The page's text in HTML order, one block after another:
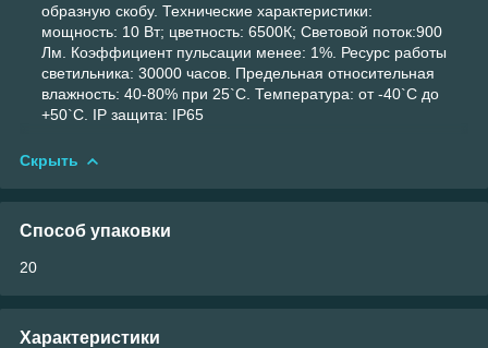
образную скобу. Технические характеристики:
мощность: 10 Вт; цветность: 6500К; Световой поток:900
Лм. Коэффициент пульсации менее: 1%. Ресурс работы
светильника: 30000 часов. Предельная относительная
влажность: 40-80% при 25`С. Температура: от -40`С до
+50`С. IP защита: IP65
Скрыть
Способ упаковки
20
Характеристики